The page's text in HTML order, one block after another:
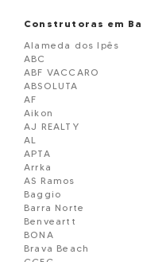
Blue Ocean
BOSQUE BELCANTO
BOURBON DE FRANCE
BRAVA GOLD
Brisas do Mar Edificio
CADORE
CALLA D VOLPI
Camboriú Business
Camellia Sinensis em
Cartagena Residence
Cartier Residence em
Casa geminada á
Celebration
Charmant Residence
Chãteau Montmartre
Cidade Jardim em
Cobertura à venda
Construtoras em
Alameda dos Ipês
ABC
ABF VACCARO
ABSOLUTA
AF
Aikon
AJ REALTY
AL
APTA
Arrka
AS Ramos
Baggio
Barra Norte
Benveartt
BONA
Brava Beach